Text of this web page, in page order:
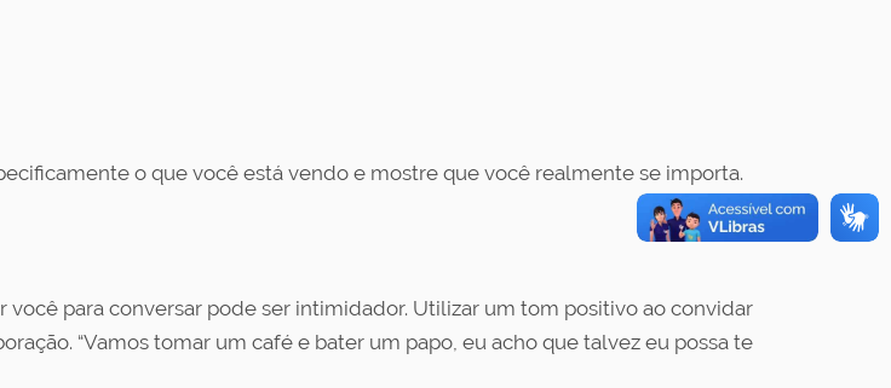
o que você está vendo e mostre que você realmente se importa.
para conversar pode ser intimidador. Utilizar um tom positivo ao convidar
“Vamos tomar um café e bater um papo, eu acho que talvez eu possa te